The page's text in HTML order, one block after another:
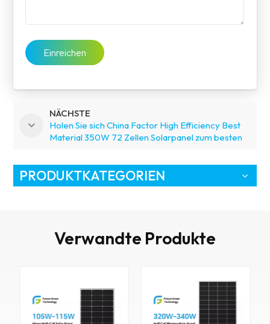
Einreichen
NÄCHSTE
Holen Sie sich China Factor High Efficiency Best
Material 350W 72 Zellen Solarpanel zum besten
PRODUKTKATEGORIEN
Verwandte Produkte